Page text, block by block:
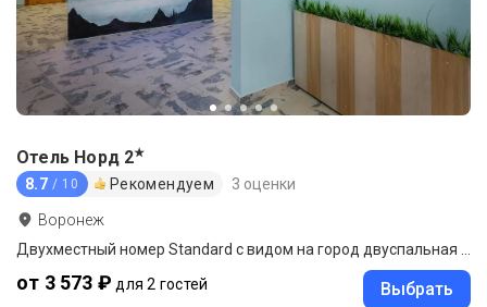
Отель Норд 2★
8.7 / 10 Рекомендуем 3 оценки
Воронеж
Двухместный номер Standard с видом на город двуспальная кровать
от 3 573 ₽ для 2 гостей Выбрать